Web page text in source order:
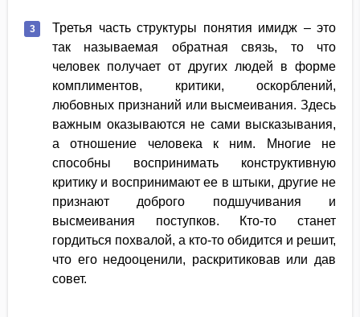
Третья часть структуры понятия имидж – это
так называемая обратная связь, то что
человек получает от других людей в форме
комплиментов, критики, оскорблений,
любовных признаний или высмеивания. Здесь
важным оказываются не сами высказывания,
а отношение человека к ним. Многие не
способны воспринимать конструктивную
критику и воспринимают ее в штыки, другие не
признают доброго подшучивания и
высмеивания поступков. Кто-то станет
гордиться похвалой, а кто-то обидится и решит,
что его недооценили, раскритиковав или дав
совет.